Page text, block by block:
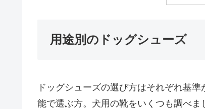
用途別のドッグシューズ
ドッグシューズの選び方はそれぞれ基
能で選ぶ方。犬用の靴をいくつも調べ